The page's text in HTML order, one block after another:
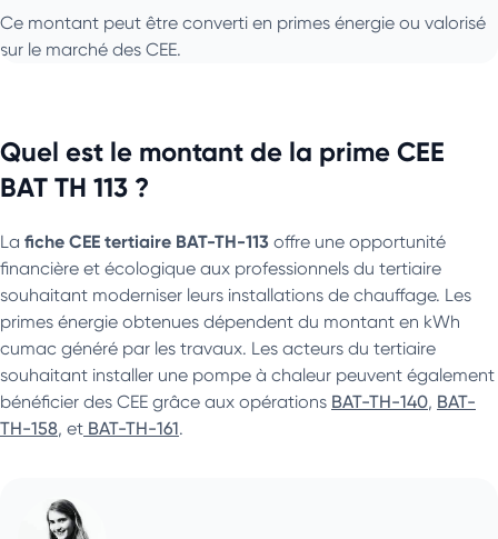
Ce montant peut être converti en primes énergie ou valorisé
sur le marché des CEE.
Quel est le montant de la prime CEE
BAT TH 113 ?
La fiche CEE tertiaire BAT-TH-113 offre une opportunité
financière et écologique aux professionnels du tertiaire
souhaitant moderniser leurs installations de chauffage. Les
primes énergie obtenues dépendent du montant en kWh
cumac généré par les travaux. Les acteurs du tertiaire
souhaitant installer une pompe à chaleur peuvent également
bénéficier des CEE grâce aux opérations BAT-TH-140, BAT-
TH-158, et BAT-TH-161.